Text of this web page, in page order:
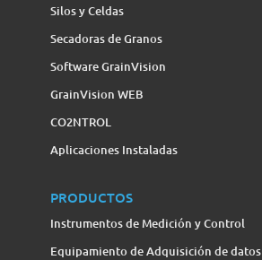
Silos y Celdas
Secadoras de Granos
Software GrainVision
GrainVision WEB
CO2NTROL
Aplicaciones Instaladas
PRODUCTOS
Instrumentos de Medición y Control
Equipamiento de Adquisición de datos